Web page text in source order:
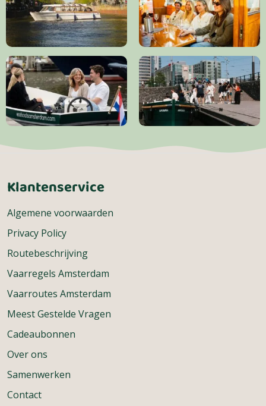
Klantenservice
Algemene voorwaarden
Privacy Policy
Routebeschrijving
Vaarregels Amsterdam
Vaarroutes Amsterdam
Meest Gestelde Vragen
Cadeaubonnen
Over ons
Samenwerken
Contact